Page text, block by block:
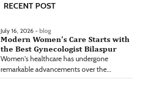
RECENT POST
July 16, 2026 - blog
Modern Women’s Care Starts with
the Best Gynecologist Bilaspur
Women's healthcare has undergone
remarkable advancements over the...